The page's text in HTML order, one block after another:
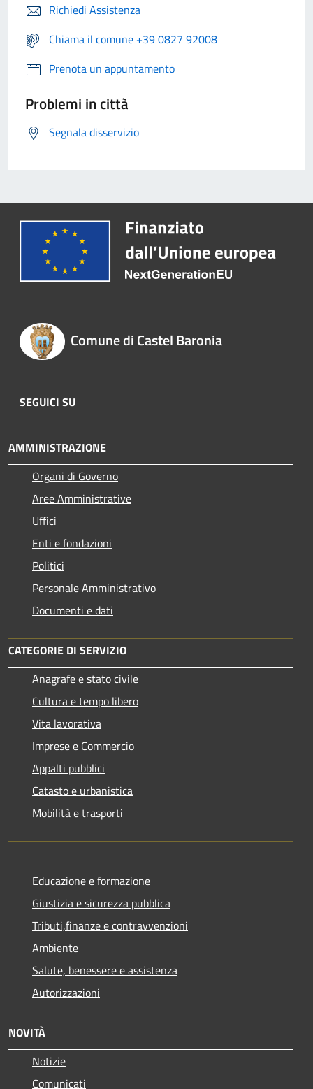
Richiedi Assistenza
Chiama il comune +39 0827 92008
Prenota un appuntamento
Problemi in città
Segnala disservizio
Comune di Castel Baronia
SEGUICI SU
AMMINISTRAZIONE
Organi di Governo
Aree Amministrative
Uffici
Enti e fondazioni
Politici
Personale Amministrativo
Documenti e dati
CATEGORIE DI SERVIZIO
Anagrafe e stato civile
Cultura e tempo libero
Vita lavorativa
Imprese e Commercio
Appalti pubblici
Catasto e urbanistica
Mobilità e trasporti
Educazione e formazione
Giustizia e sicurezza pubblica
Tributi,finanze e contravvenzioni
Ambiente
Salute, benessere e assistenza
Autorizzazioni
NOVITÀ
Notizie
Comunicati